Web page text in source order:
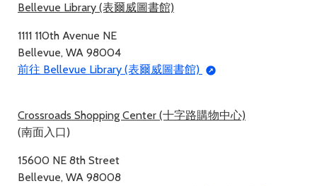
Bellevue Library (表爾威圖書館)
1111 110th Avenue NE
Bellevue, WA 98004
前往 Bellevue Library (表爾威圖書館)
Crossroads Shopping Center (十字路購物中心)
(南面入口)
15600 NE 8th Street
Bellevue, WA 98008